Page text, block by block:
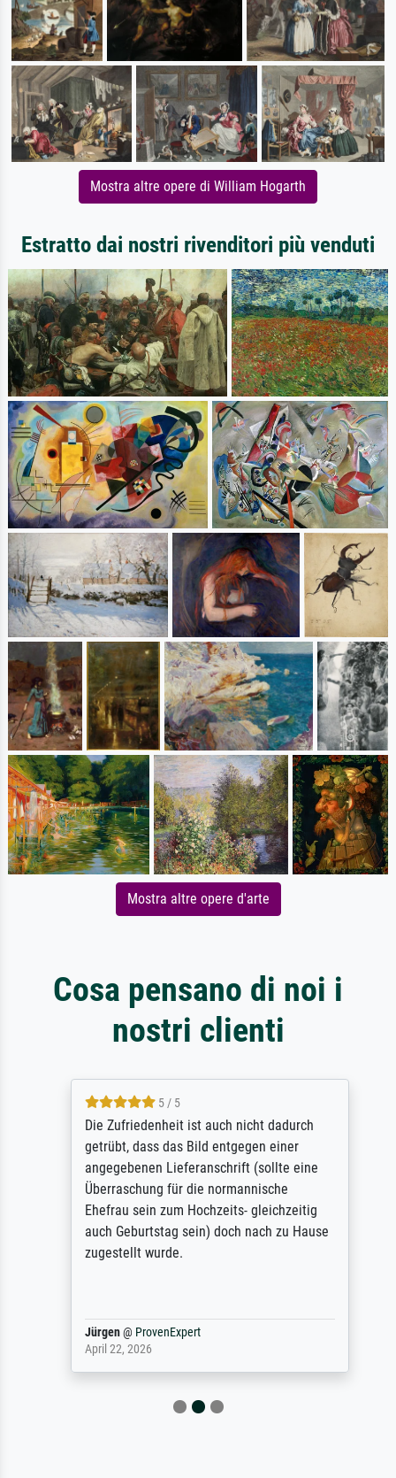
Mostra altre opere di William Hogarth
Estratto dai nostri rivenditori più venduti
Mostra altre opere d'arte
Cosa pensano di noi i
nostri clienti
5 / 5
Die Zufriedenheit ist auch nicht dadurch
getrübt, dass das Bild entgegen einer
angegebenen Lieferanschrift (sollte eine
Überraschung für die normannische
Ehefrau sein zum Hochzeits- gleichzeitig
auch Geburtstag sein) doch nach zu Hause
zugestellt wurde.
Jürgen@ProvenExpert
April 22, 2026